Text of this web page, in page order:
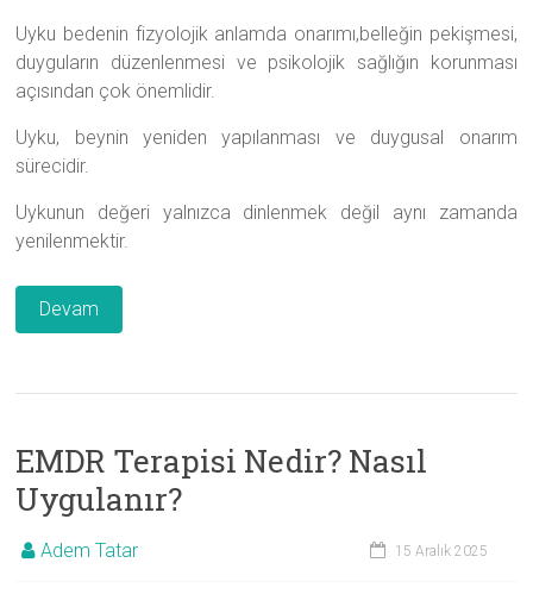
Uyku bedenin fizyolojik anlamda onarımı,belleğin pekişmesi,
duyguların düzenlenmesi ve psikolojik sağlığın korunması
açısından çok önemlidir.
Uyku, beynin yeniden yapılanması ve duygusal onarım
sürecidir.
Uykunun değeri yalnızca dinlenmek değil aynı zamanda
yenilenmektir.
Devam
EMDR Terapisi Nedir? Nasıl
Uygulanır?
Adem Tatar 15 Aralık 2025